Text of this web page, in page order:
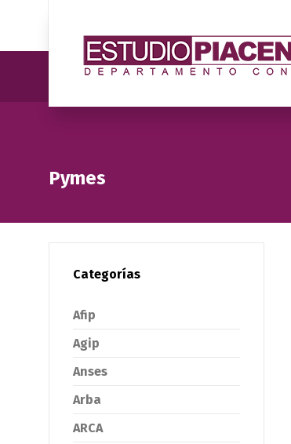
Pymes
Categorías
Afip
Agip
Anses
Arba
ARCA